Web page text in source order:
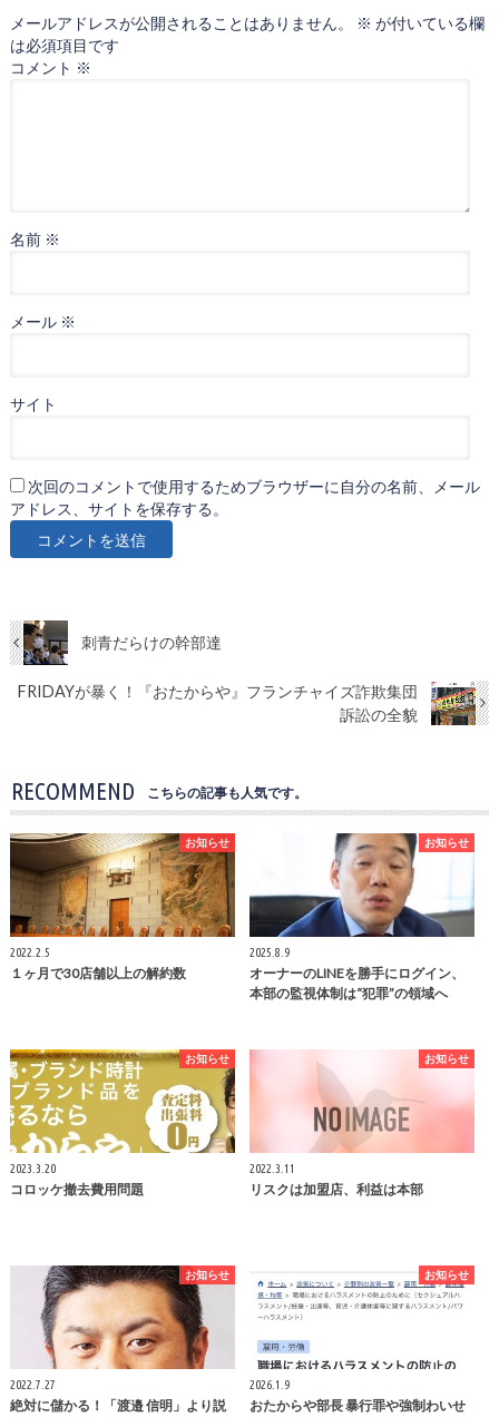
メールアドレスが公開されることはありません。 ※ が付いている欄
は必須項目です
コメント ※
名前 ※
メール ※
サイト
次回のコメントで使用するためブラウザーに自分の名前、メール
アドレス、サイトを保存する。
刺青だらけの幹部達
FRIDAYが暴く！『おたからや』フランチャイズ詐欺集団
訴訟の全貌
RECOMMEND こちらの記事も人気です。
お知らせ
2022.2.5
１ヶ月で30店舗以上の解約数
お知らせ
2025.8.9
オーナーのLINEを勝手にログイン、
本部の監視体制は“犯罪”の領域へ
お知らせ
2023.3.20
コロッケ撤去費用問題
お知らせ
2022.3.11
リスクは加盟店、利益は本部
お知らせ
2022.7.27
絶対に儲かる！「渡邉 信明」より説
お知らせ
2026.1.9
おたからや部長 暴行罪や強制わいせ